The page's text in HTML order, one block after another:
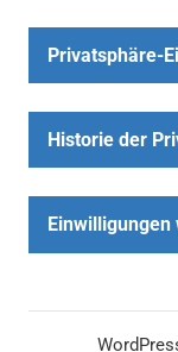
Privatsphäre-
Historie der